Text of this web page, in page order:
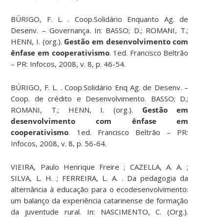
BÚRIGO, F. L. . Coop.Solidário Enquanto Ag. de
Desenv. – Governança. In: BASSO; D.; ROMANI, T.;
HENN, I. (org.). Gestão em desenvolvimento com
ênfase em cooperativismo. 1ed. Francisco Beltrão
– PR: Infocos, 2008, v. 8, p. 46-54.
BÚRIGO, F. L. . Coop.Solidário Enq Ag. de Desenv. –
Coop. de crédito e Desenvolvimento. BASSO; D.;
ROMANI, T.; HENN, I. (org.). Gestão em
desenvolvimento com ênfase em
cooperativismo. 1ed. Francisco Beltrão – PR:
Infocos, 2008, v. 8, p. 56-64.
VIEIRA, Paulo Henrique Freire ; CAZELLA, A. A. ;
SILVA, L. H. ; FERREIRA, L. A. . Da pedagogia da
alternância à educação para o ecodesenvolvimento:
um balanço da experiência catarinense de formação
da juventude rural. In: NASCIMENTO, C. (Org.).